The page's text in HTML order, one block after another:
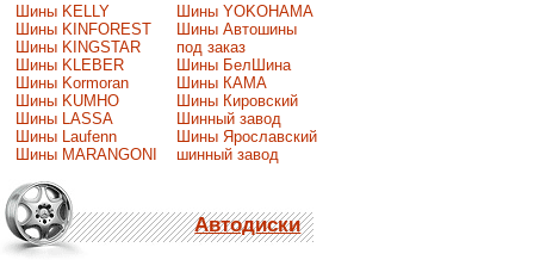
Шины KELLY
Шины KINFOREST
Шины KINGSTAR
Шины KLEBER
Шины Kormoran
Шины KUMHO
Шины LASSA
Шины Laufenn
Шины MARANGONI
Шины YOKOHAMA
Шины Автошины
под заказ
Шины БелШина
Шины КАМА
Шины Кировский
Шинный завод
Шины Ярославский
шинный завод
Автодиски